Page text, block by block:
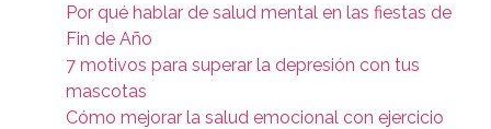
Por qué hablar de salud mental en las fiestas de
Fin de Año
7 motivos para superar la depresión con tus
mascotas
Cómo mejorar la salud emocional con ejercicio